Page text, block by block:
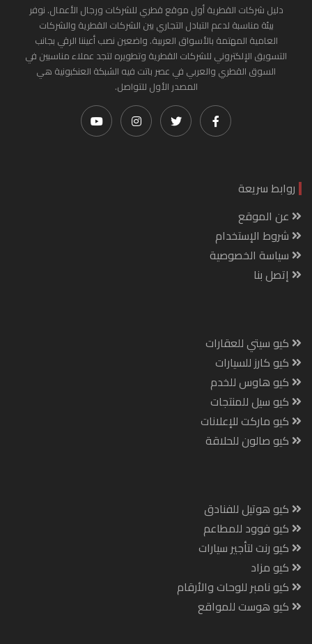
دليل شركات القطرية أول موقع قطري للشركات ورجال الأعمال. نوفر
بيئة مناسبة لدعم التبادل التجاري بين الشركات القطرية والشركات
العامية المهتمة بالأسواق العربية. واضعين نصب أعيننا الرقي بجانب
التسويق الإلكتروني للشركات القطرية وتطويره لتجد عملاء مناسبين في
السوق القطري والعربي في عصر باتت فيه الشبكة العنكبونية هي
المصدر الأول للتواصل.
روابط سريعة
عن الموقع
شروط الإستخدام
سياسة الخصوصية
إتصل بنا
كيو سيتي للعقارات
كيو كارز للسيارات
كيو هاوس للخدم
كيو سيل للمنتجات
كيو ماركت للإعلانات
كيو صالون للحلاقة
كيو هوتيل للفنادق
كيو فوود للمطاعم
كيو رنت لتأجير سيارات
كيو مزاد
كيو نامبر للوحات والأرقام
كيو هوست للمواقع